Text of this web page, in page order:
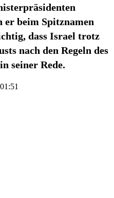
er beim Spitznamen
dass Israel trotz
nach den Regeln des
seiner Rede.